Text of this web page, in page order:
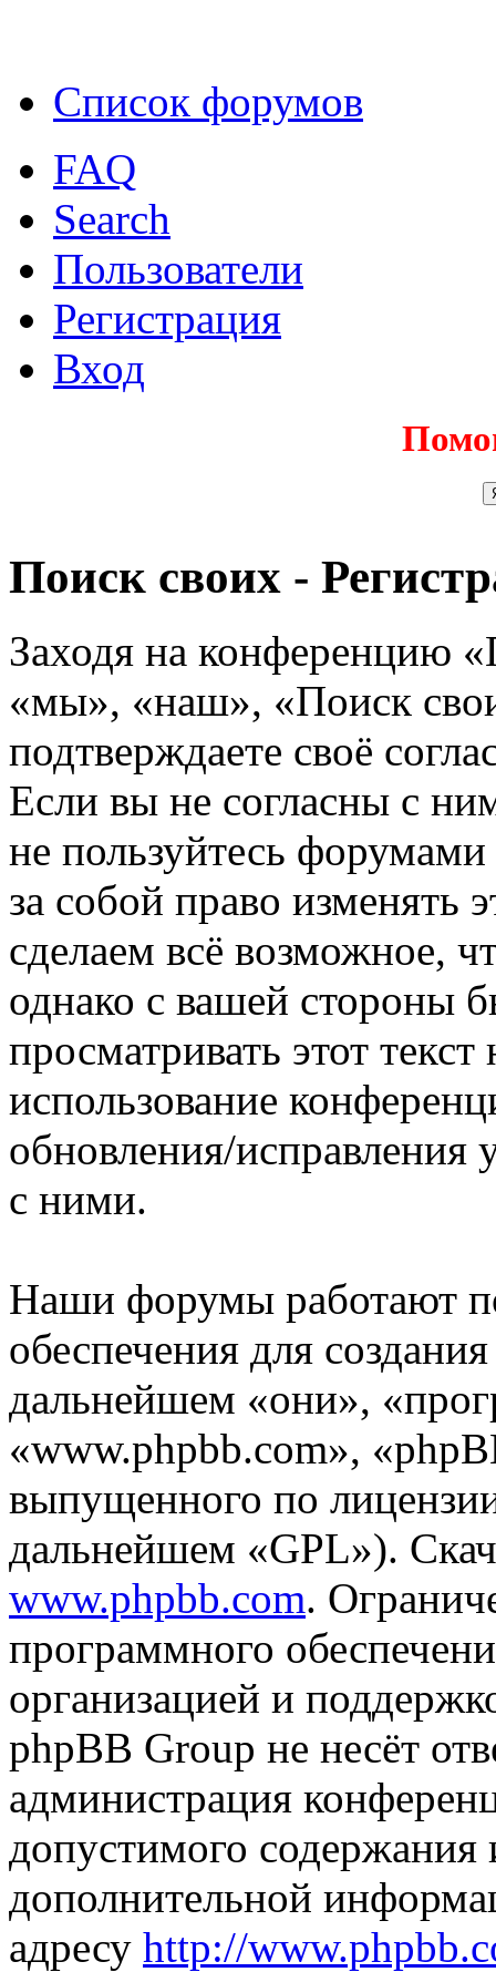
Список форумов
FAQ
Search
Пользователи
Регистрация
Вход
Поиск своих -
Заходя на конференцию
«мы», «наш», «Поиск
подтверждаете своё
Если вы не согласны с
не пользуйтесь
за собой право изменять
сделаем всё возможное,
однако с вашей стороны
просматривать этот
использование
обновления/исправления
с ними.
Наши форумы работают
обеспечения для
дальнейшем «они»,
«www.phpbb.com»,
выпущенного по
дальнейшем «GPL»).
www.phpbb.com.
программного
организацией и
phpBB Group не несёт
администрация
допустимого
дополнительной
адресу http://